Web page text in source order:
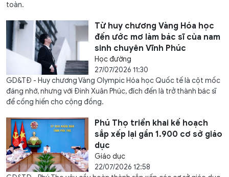
toàn.
Từ huy chương Vàng Hóa học
đến ước mơ làm bác sĩ của nam
sinh chuyên Vĩnh Phúc
Học đường
27/07/2026 11:30
GD&TĐ - Huy chương Vàng Olympic Hóa học Quốc tế là cột mốc
đáng nhớ, nhưng với Đinh Xuân Phúc, đích đến là trở thành bác sĩ
để cống hiến cho cộng đồng.
Phú Thọ triển khai kế hoạch
sắp xếp lại gần 1.900 cơ sở giáo
dục
Giáo dục
22/07/2026 12:58